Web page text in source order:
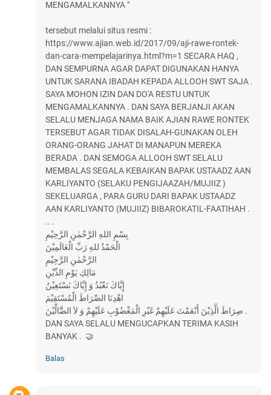
MENGAMALKANNYA "
tersebut melalui situs resmi :
https://www.ajian.web.id/2017/09/aji-rawe-rontek-
dan-cara-mempelajarinya.html?m=1 SECARA HAQ ,
DAN SEMPURNA AGAR DAPAT DIGUNAKAN HANYA
UNTUK SARANA IBADAH KEPADA ALLOOH SWT SAJA .
SAYA MOHON IZIN DAN DO'A RESTU UNTUK
MENGAMALKANNYA . DAN SAYA BERJANJI AKAN
SELALU MENJAGA NAMA BAIK AJIAN RAWE RONTEK
TERSEBUT AGAR TIDAK DISALAH-GUNAKAN OLEH
ORANG-ORANG JAHAT DI MANAPUN MEREKA
BERADA . DAN SEMOGA ALLOOH SWT SELALU
MEMBALAS SEGALA KEBAIKAN BAPAK USTAADZ AAN
KARLIYANTO (SELAKU PENGIJAAZAH/MUJIIZ )
SEKELUARGA , PARA GURU DARI BAPAK USTAADZ
AAN KARLIYANTO (MUJIIZ) BIBAROKATIL-FAATIHAH .
.. .
بِسْمِ اللهِ الرَّحْمٰنِ الرَّحِيْمِ
الْحَمْدُ للهِ رَبِّ الْعَالَمِيْنَ
الرَّحْمٰنِ الرَّحِيْمِ
مَالِكِ يَوْمِ الدِّيْنِ
إِيَّاكَ نَعْبُدُ وَ إِيَّاكَ نَسْتَعِيْنُ
اهْدِنَا الصِّرَاطَ الْمُسْتَقِيْمَ
صِرَاطَ الَّذِيْنَ أَنْعَمْتَ عَلَيْهِمْ غَيْرِ الْمَغْضُوْبِ عَلَيْهِمْ وَ لاَ الضَّٓالِّيْنَ .
DAN SAYA SELALU MENGUCAPKAN TERIMA KASIH
BANYAK . 🤝
Balas